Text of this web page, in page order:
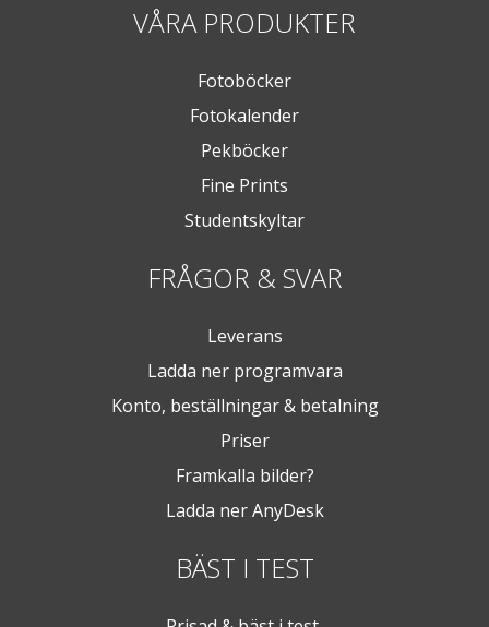
VÅRA PRODUKTER
Fotoböcker
Fotokalender
Pekböcker
Fine Prints
Studentskyltar
FRÅGOR & SVAR
Leverans
Ladda ner programvara
Konto, beställningar & betalning
Priser
Framkalla bilder?
Ladda ner AnyDesk
BÄST I TEST